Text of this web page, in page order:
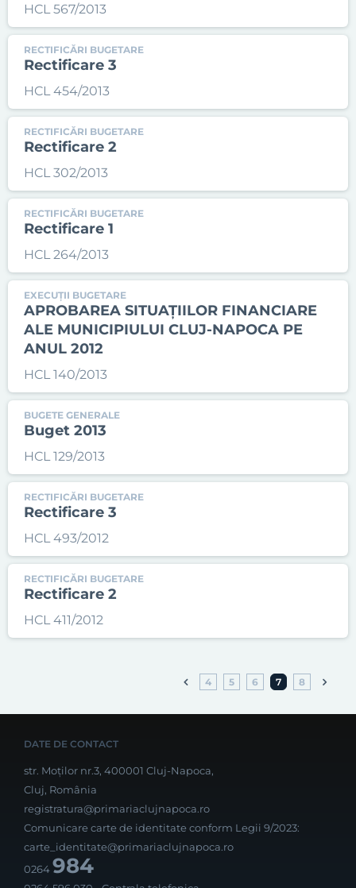
HCL 567/2013
RECTIFICĂRI BUGETARE
Rectificare 3
HCL 454/2013
RECTIFICĂRI BUGETARE
Rectificare 2
HCL 302/2013
RECTIFICĂRI BUGETARE
Rectificare 1
HCL 264/2013
EXECUȚII BUGETARE
APROBAREA SITUAȚIILOR FINANCIARE
ALE MUNICIPIULUI CLUJ-NAPOCA PE
ANUL 2012
HCL 140/2013
BUGETE GENERALE
Buget 2013
HCL 129/2013
RECTIFICĂRI BUGETARE
Rectificare 3
HCL 493/2012
RECTIFICĂRI BUGETARE
Rectificare 2
HCL 411/2012
4 5 6 7 8
DATE DE CONTACT
str. Moților nr.3, 400001 Cluj-Napoca,
Cluj, România
registratura@primariaclujnapoca.ro
Comunicare carte de identitate conform Legii 9/2023:
carte_identitate@primariaclujnapoca.ro
0264984